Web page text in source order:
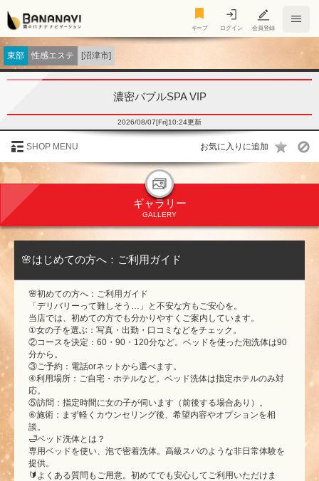
キープ ログイン 会員登録
東部 性感エステ [沼津市]
濃密バブルSPA VIP
2026/08/07[Fri]10:24更新
SHOP MENU
ギャラリー
GALLERY
🌸はじめての方へ：ご利用ガイド
🌸初めての方へ：ご利用ガイド
「デリバリーって難しそう…」と不安な方もご安心を。
当店では、初めての方でも分かりやすくご案内しています。
①女の子を選ぶ：写真・出勤・口コミなどをチェック。
②コースを決定：60・90・120分など。ベッドを使った泡洗体は90
分から。
③ご予約：電話orネットから選べます。
④利用場所：ご自宅・ホテルなど。ベッド洗体は指定ホテルのみ対
応。
⑤訪問：指定時間に女の子が伺います（前後する場合あり）。
⑥施術：まず軽くカウンセリング後、希望内容やオプションを相
談。
🛁ベッド洗体とは？
専用ベッドを使い、泡で密着洗体。高級スパのような非日常体験を
提供。
🔰よくある質問もご用意。初めてでも安心してご利用いただけま